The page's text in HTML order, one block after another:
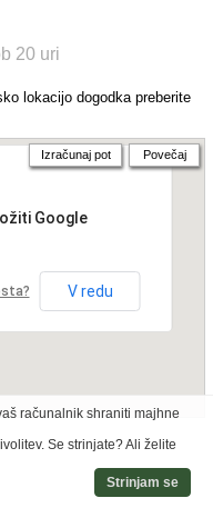
20 uri
lokacijo dogodka preberite
Google
V redu
Izračunaj pot Povečaj
računalnik shraniti majhne
Se strinjate? Ali želite
Strinjam se